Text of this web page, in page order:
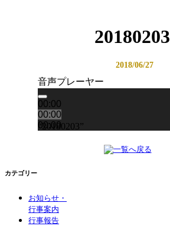
20180203
2018/06/27
音声プレーヤー
00:00
00:00
00:00
“20180203”
カテゴリー
お知らせ・
行事案内
行事報告